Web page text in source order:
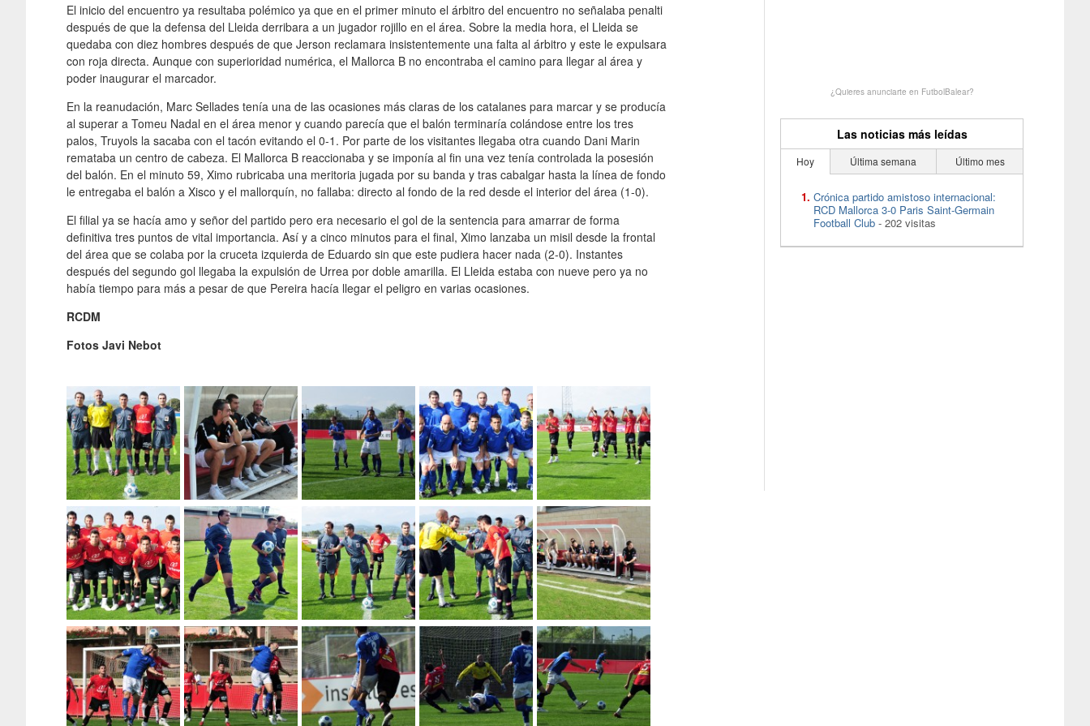
El inicio del encuentro ya resultaba polémico ya que en el primer minuto el árbitro del encuentro no señalaba penalti
después de que la defensa del Lleida derribara a un jugador rojillo en el área. Sobre la media hora, el Lleida se
quedaba con diez hombres después de que Jerson reclamara insistentemente una falta al árbitro y este le expulsara
con roja directa. Aunque con superioridad numérica, el Mallorca B no encontraba el camino para llegar al área y
poder inaugurar el marcador.
En la reanudación, Marc Sellades tenía una de las ocasiones más claras de los catalanes para marcar y se producía
al superar a Tomeu Nadal en el área menor y cuando parecía que el balón terminaría colándose entre los tres
palos, Truyols la sacaba con el tacón evitando el 0-1. Por parte de los visitantes llegaba otra cuando Dani Marin
remataba un centro de cabeza. El Mallorca B reaccionaba y se imponía al fin una vez tenía controlada la posesión
del balón. En el minuto 59, Ximo rubricaba una meritoria jugada por su banda y tras cabalgar hasta la línea de fondo
le entregaba el balón a Xisco y el mallorquín, no fallaba: directo al fondo de la red desde el interior del área (1-0).
El filial ya se hacía amo y señor del partido pero era necesario el gol de la sentencia para amarrar de forma
definitiva tres puntos de vital importancia. Así y a cinco minutos para el final, Ximo lanzaba un misil desde la frontal
del área que se colaba por la cruceta izquierda de Eduardo sin que este pudiera hacer nada (2-0). Instantes
después del segundo gol llegaba la expulsión de Urrea por doble amarilla. El Lleida estaba con nueve pero ya no
había tiempo para más a pesar de que Pereira hacía llegar el peligro en varias ocasiones.
RCDM
Fotos Javi Nebot
¿Quieres anunciarte en FutbolBalear?
Las noticias más leídas
Hoy Última semana Último mes
Crónica partido amistoso internacional:
RCD Mallorca 3-0 Paris Saint-Germain
Football Club - 202 visitas